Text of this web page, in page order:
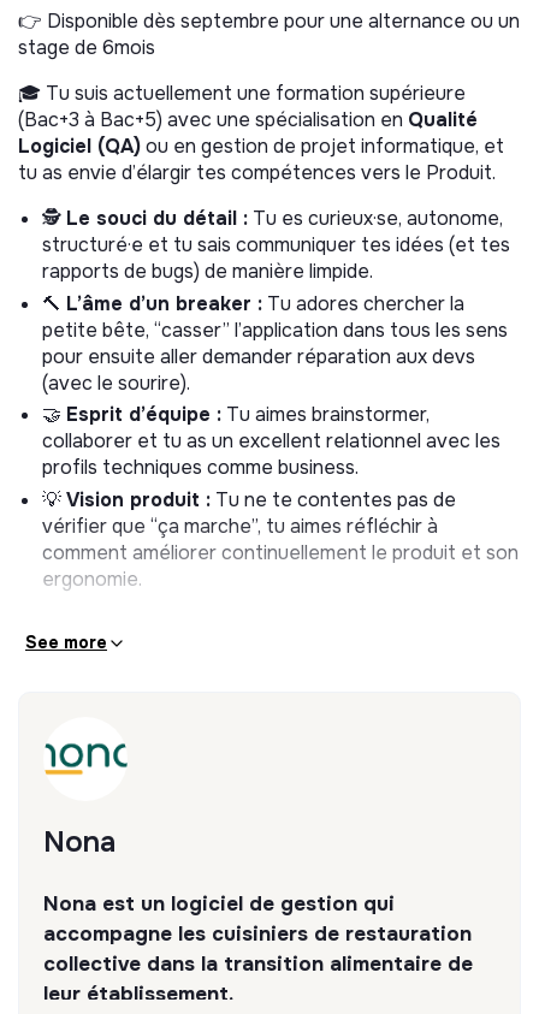
Collaborer avec notre QA Engineer pour élever le
niveau d’exigence technique du produit.
3. Rédaction des règles métier (Product
Ownership)
Rédiger les règles de gestion (les fameux cas “Si /
Alors”) pour guider le travail des développeurs.
Participer aux ateliers de conception produit pour
s’assurer que les futurs développements sont
logiques et robustes.
💬 Déroulement des entretiens (Simple &
Rapide)
Étape 1 (physique) :Un premier échange avec
Patrick (QA) et Camille (Hop) pour faire connaissance
et parler de tes compétences techniques/produit.
Étape 2 (Visio) :Un entretien de 20 minutes avec
les fondateur Arthur et Louis pour valider le fit
culturel et échanger sur la vision de l’équipe.
👉 Disponible dès septembre pour une alternance ou un
stage de 6mois
🎓 Tu suis actuellement une formation supérieure
(Bac+3 à Bac+5) avec une spécialisation en Qualité
Logiciel (QA)ou en gestion de projet informatique, et
tu as envie d’élargir tes compétences vers le Produit.
🕵️ Le souci du détail : Tu es curieux·se, autonome,
structuré·e et tu sais communiquer tes idées (et tes
rapports de bugs) de manière limpide.
🔨 L’âme d’un breaker : Tu adores chercher la
petite bête, “casser” l’application dans tous les sens
pour ensuite aller demander réparation aux devs
(avec le sourire).
🤝 Esprit d’équipe : Tu aimes brainstormer,
collaborer et tu as un excellent relationnel avec les
profils techniques comme business.
💡Vision produit : Tu ne te contentes pas de
vérifier que “ça marche”, tu aimes réfléchir à
comment améliorer continuellement le produit et son
ergonomie.
See more
Nona
Nona est un logiciel de gestion qui
accompagne les cuisiniers de restauration
collective dans la transition alimentaire de
leur établissement.